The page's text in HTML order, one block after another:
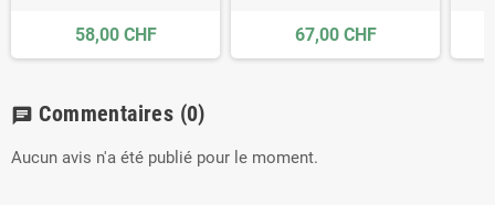
58,00 CHF 67,00 CHF
chat Commentaires (0)
Aucun avis n'a été publié pour le moment.